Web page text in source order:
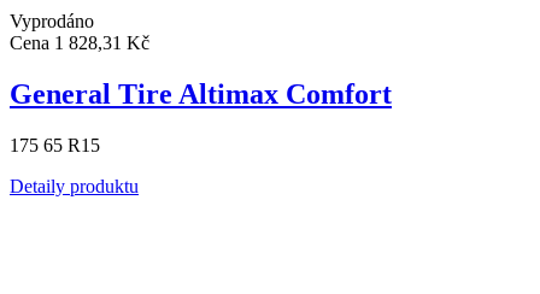
Vyprodáno
Cena 1 828,31 Kč
General Tire Altimax Comfort
175 65 R15
Detaily produktu